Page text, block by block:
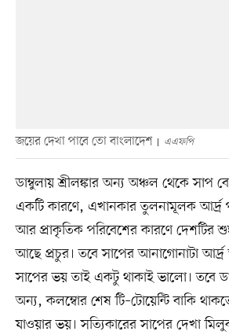
জয়ের দেখা পাবে তো বাংলাদেশ এএফপি
ডাম্বুলায় শ্রীলঙ্কার অন্য অঞ্চল থেকে সাপ
একটি কারণে, এখানকার তুলনামূলক আর্দ্র
আর প্রাকৃতিক পরিবেশের কারণে দেশটির
আছে প্রচুর। তবে সাপের আনাগোনাটা আর্দ্র
সাপের ভয় তাই একটু থাকাই ভালো। তবে
অন্য, কলম্বোর শেষ টি–টোয়েন্টি বাকি
যাওয়ার ভয়। সত্যিকারের সাপের দেখা